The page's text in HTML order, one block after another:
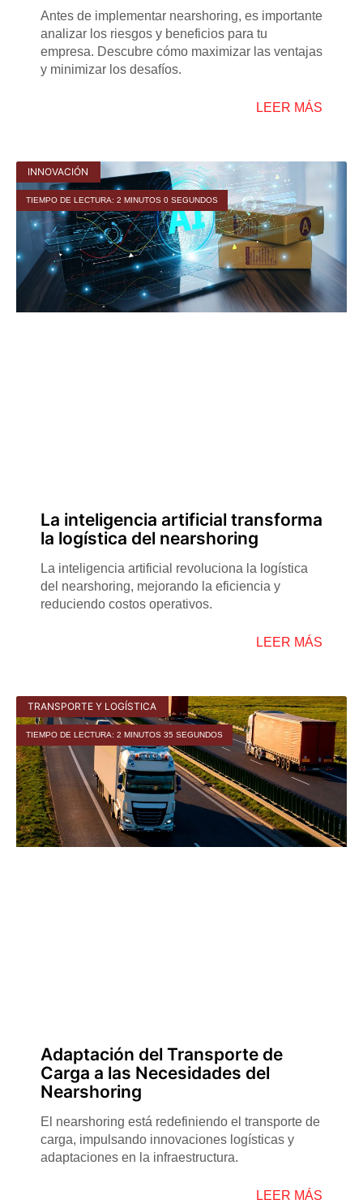
Antes de implementar nearshoring, es importante
analizar los riesgos y beneficios para tu
empresa. Descubre cómo maximizar las ventajas
y minimizar los desafíos.
LEER MÁS
INNOVACIÓN
La inteligencia artificial transforma
la logística del nearshoring
TIEMPO DE LECTURA: 2 MINUTOS 0 SEGUNDOS
La inteligencia artificial revoluciona la logística
del nearshoring, mejorando la eficiencia y
reduciendo costos operativos.
LEER MÁS
TRANSPORTE Y LOGÍSTICA
Adaptación del Transporte de
Carga a las Necesidades del
Nearshoring
TIEMPO DE LECTURA: 2 MINUTOS 35 SEGUNDOS
El nearshoring está redefiniendo el transporte de
carga, impulsando innovaciones logísticas y
adaptaciones en la infraestructura.
LEER MÁS